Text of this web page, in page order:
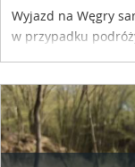
Wyjazd na Węgry
w przypadku
współpracy